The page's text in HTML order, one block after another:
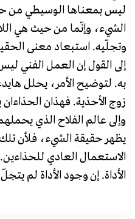
ليس بمعناها الوسيطي من
الشيء، وإنّما من حيث هي
وتجلّيه. استبعاد معنى
إلى القول إن العمل الفني
به. لتوضيح الأمر، يحلل
زوج الأحذية. فهذان الحذاءان
وإلى عالم الفلاح الذي
يظهر حقيقة الشيء، فلأن
الاستعمال العادي
الأداة. إن وجود الأداة لم